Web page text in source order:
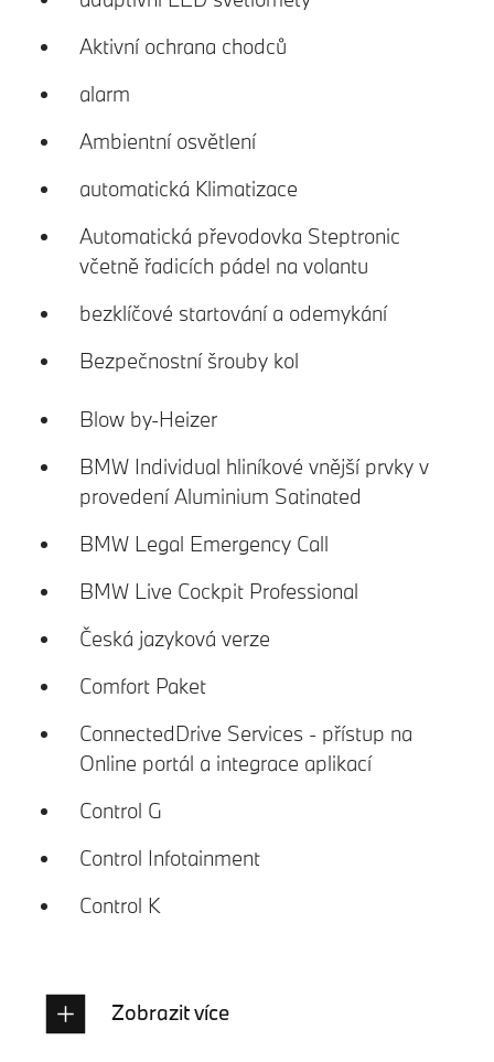
Aktivní ochrana chodců
alarm
Ambientní osvětlení
automatická Klimatizace
Automatická převodovka Steptronic
včetně řadicích pádel na volantu
bezklíčové startování a odemykání
Bezpečnostní šrouby kol
Blow by-Heizer
BMW Individual hliníkové vnější prvky v
provedení Aluminium Satinated
BMW Legal Emergency Call
BMW Live Cockpit Professional
Česká jazyková verze
Comfort Paket
ConnectedDrive Services - přístup na
Online portál a integrace aplikací
Control G
Control Infotainment
Control K
Zobrazit více